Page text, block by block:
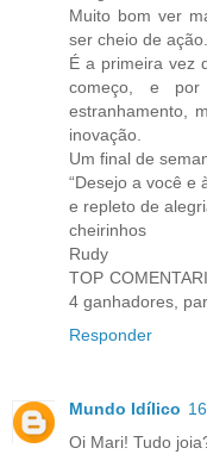
Muito bom ver
ser cheio de ação.
É a primeira vez
começo, e por
estranhamento,
inovação.
Um final de
“Desejo a você e
e repleto de
cheirinhos
Rudy
TOP
4 ganhadores,
Responder
Mundo Idílico
Oi Mari! Tudo